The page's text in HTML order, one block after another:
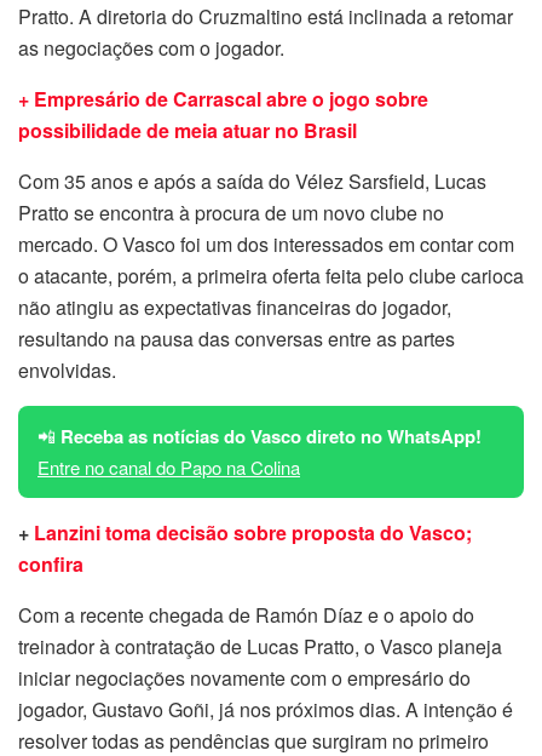
Pratto. A diretoria do Cruzmaltino está inclinada a retomar
as negociações com o jogador.
+ Empresário de Carrascal abre o jogo sobre
possibilidade de meia atuar no Brasil
Com 35 anos e após a saída do Vélez Sarsfield, Lucas
Pratto se encontra à procura de um novo clube no
mercado. O Vasco foi um dos interessados em contar com
o atacante, porém, a primeira oferta feita pelo clube carioca
não atingiu as expectativas financeiras do jogador,
resultando na pausa das conversas entre as partes
envolvidas.
📲 Receba as notícias do Vasco direto no WhatsApp!
Entre no canal do Papo na Colina
+ Lanzini toma decisão sobre proposta do Vasco;
confira
Com a recente chegada de Ramón Díaz e o apoio do
treinador à contratação de Lucas Pratto, o Vasco planeja
iniciar negociações novamente com o empresário do
jogador, Gustavo Goñi, já nos próximos dias. A intenção é
resolver todas as pendências que surgiram no primeiro